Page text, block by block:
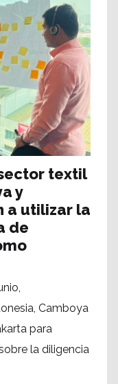
textil
y
a utilizar la
de
Camboya
para
la diligencia